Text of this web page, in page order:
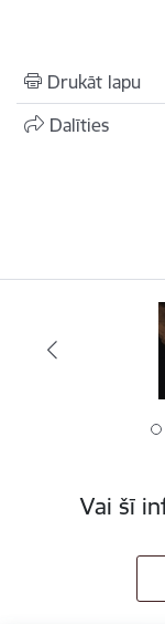
Drukāt lapu
Dalīties
Vai šī